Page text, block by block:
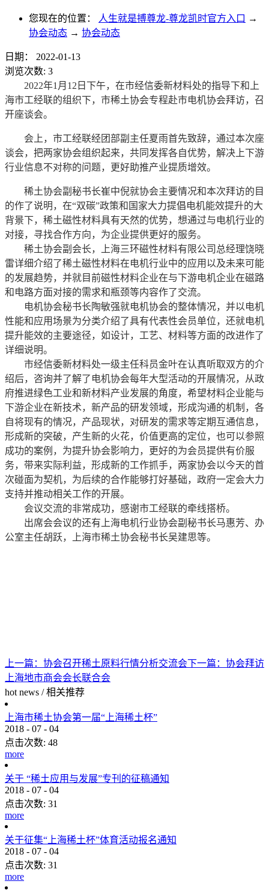
您现在的位置： 人生就是搏尊龙-尊龙凯时官方入口 →
协会动态 → 协会动态
日期：
2022-01-13
浏览次数: 3
2022年1月12日下午，在市经信委新材料处的指导下和上
海市工经联的组织下，市稀土协会专程赴市电机协会拜访，召
开座谈会。
会上，市工经联经团部副主任夏雨首先致辞，通过本次座
谈会，把两家协会组织起来，共同发挥各自优势，解决上下游
行业信息不对称的问题，更好助推产业提质增效。
稀土协会副秘书长崔中倪就协会主要情况和本次拜访的目
的作了说明，在“双碳”政策和国家大力提倡电机能效提升的大
背景下，稀土磁性材料具有天然的优势，想通过与电机行业的
对接，寻找合作方向，为企业提供更好的服务。
稀土协会副会长，上海三环磁性材料有限公司总经理饶晓
雷详细介绍了稀土磁性材料在电机行业中的应用以及未来可能
的发展趋势，并就目前磁性材料企业在与下游电机企业在磁路
和电路方面对接的需求和瓶颈等内容作了交流。
电机协会秘书长陶敏强就电机协会的整体情况，并以电机
性能和应用场景为分类介绍了具有代表性会员单位，还就电机
提升能效的主要途径，如设计，工艺、材料等方面的改进作了
详细说明。
市经信委新材料处一级主任科员金叶在认真听取双方的介
绍后，咨询并了解了电机协会每年大型活动的开展情况，从政
府推进绿色工业和新材料产业发展的角度，希望材料企业能与
下游企业在新技术，新产品的研发领域，形成沟通的机制，各
自将现有的情况，产品现状，对研发的需求等定期互通信息，
形成新的突破，产生新的火花，价值更高的定位，也可以参照
成功的案例，为提升协会影响力，更好的为会员提供有价服
务，带来实际利益，形成新的工作抓手，两家协会以今天的首
次碰面为契机，为后续的合作能够打好基础，政府一定会大力
支持并推动相关工作的开展。
会议交流的非常成功，感谢市工经联的牵线搭桥。
出席会会议的还有上海电机行业协会副秘书长马惠芳、办
公室主任胡跃，上海市稀土协会秘书长吴建思等。
上一篇： 协会召开稀土原料行情分析交流会下一篇： 协会拜访
上海地市商会会长联合会
hot news / 相关推荐
上海市稀土协会第一届“上海稀土杯”
2018 - 07 - 04
点击次数: 48
more
关于 “稀土应用与发展”专刊的征稿通知
2018 - 07 - 04
点击次数: 31
more
关于征集“上海稀土杯”体育活动报名通知
2018 - 07 - 04
点击次数: 31
more